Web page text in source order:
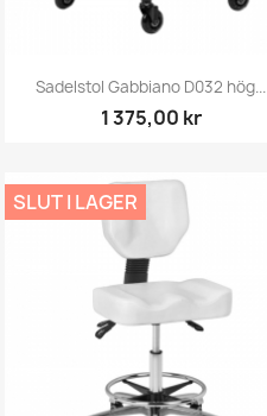
Snabbvy
Sadelstol Gabbiano D032 hög...
1 375,00 kr
SLUT I LAGER